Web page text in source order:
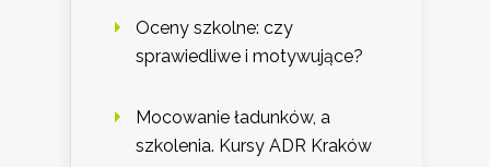
Oceny szkolne: czy
sprawiedliwe i motywujące?
Mocowanie ładunków, a
szkolenia. Kursy ADR Kraków